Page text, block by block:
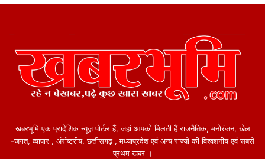
खबरभूमि एक प्रादेशिक न्यूज़ पोर्टल हैं, जहां आपको मिलती हैं राजनैतिक, मनोरंजन, खेल
-जगत, व्यापार , अंर्राष्ट्रीय, छत्तीसगढ़ , मध्याप्रदेश एवं अन्य राज्यो की विश्वशनीय एवं सबसे
प्रथम खबर ।